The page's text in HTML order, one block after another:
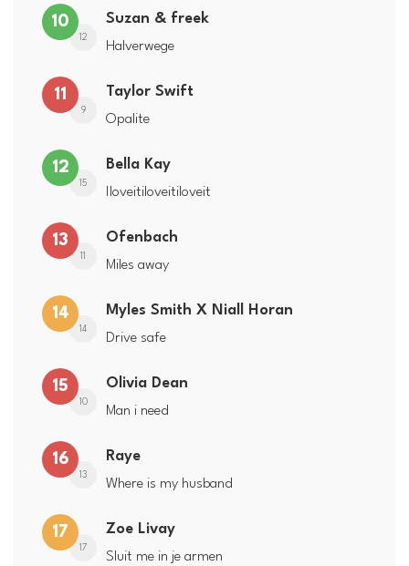
10
12
Suzan & freek
Halverwege
11
9
Taylor Swift
Opalite
12
15
Bella Kay
Iloveitiloveitiloveit
13
11
Ofenbach
Miles away
14
14
Myles Smith X Niall Horan
Drive safe
15
10
Olivia Dean
Man i need
16
13
Raye
Where is my husband
17
17
Zoe Livay
Sluit me in je armen